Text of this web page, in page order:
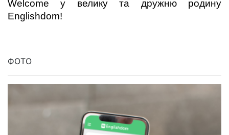
Welcome у велику та дружню родину
Englishdom!
ФОТО